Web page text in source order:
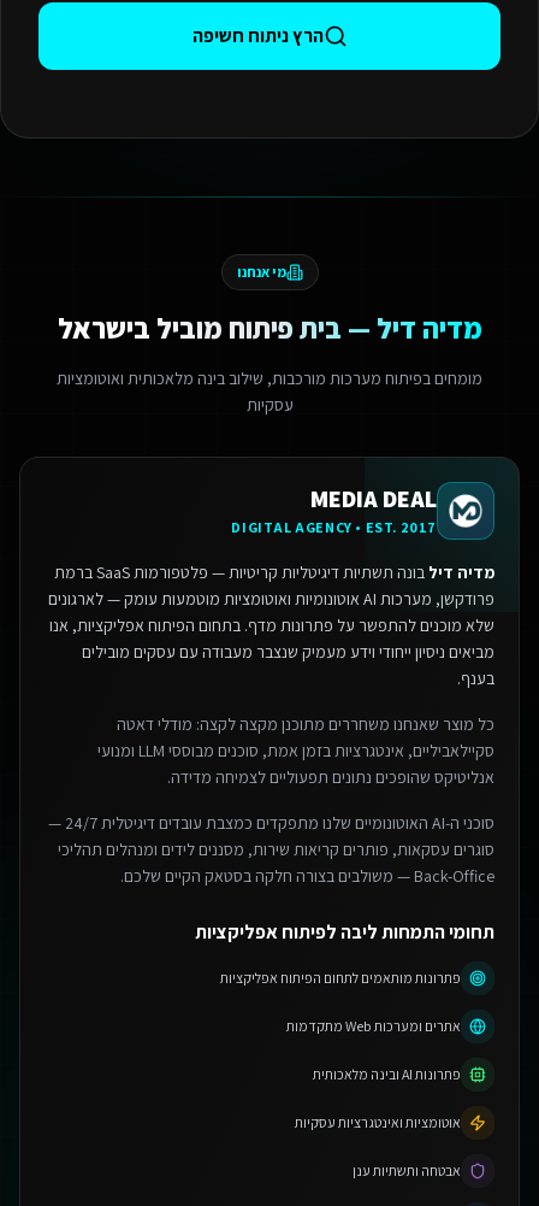
הרץ ניתוח חשיפה
מי אנחנו
מדיה דיל — בית פיתוח מוביל בישראל
מומחים בפיתוח מערכות מורכבות, שילוב בינה מלאכותית ואוטומציות
עסקיות
MEDIA DEAL
DIGITAL AGENCY • EST. 2017
מדיה דיל
בונה תשתיות דיגיטליות קריטיות — פלטפורמות SaaS ברמת
פרודקשן, מערכות AI אוטונומיות ואוטומציות מוטמעות עומק — לארגונים
שלא מוכנים להתפשר על פתרונות מדף. בתחום הפיתוח אפליקציות, אנו
מביאים ניסיון ייחודי וידע מעמיק שנצבר מעבודה עם עסקים מובילים
בענף.
כל מוצר שאנחנו משחררים מתוכנן מקצה לקצה: מודלי דאטה
סקיילאביליים, אינטגרציות בזמן אמת, סוכנים מבוססי LLM ומנועי
אנליטיקס שהופכים נתונים תפעוליים לצמיחה מדידה.
סוכני ה-AI האוטונומיים שלנו מתפקדים כמצבת עובדים דיגיטלית 24/7 —
סוגרים עסקאות, פותרים קריאות שירות, מסננים לידים ומנהלים תהליכי
Back-Office — משולבים בצורה חלקה בסטאק הקיים שלכם.
תחומי התמחות ליבה לפיתוח אפליקציות
פתרונות מותאמים לתחום הפיתוח אפליקציות
אתרים ומערכות Web מתקדמות
פתרונות AI ובינה מלאכותית
אוטומציות ואינטגרציות עסקיות
אבטחה ותשתיות ענן